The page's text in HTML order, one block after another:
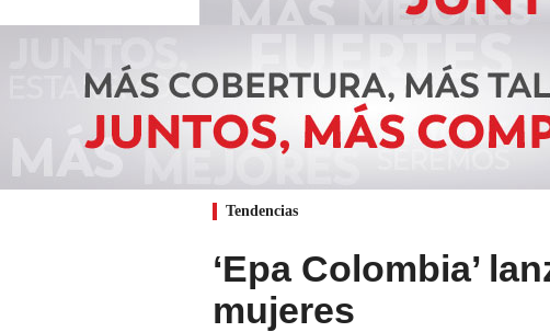
Tendencias
‘Epa Colombia’
mujeres